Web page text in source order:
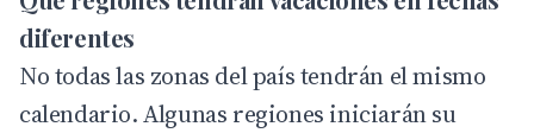
diferentes
No todas las zonas del país tendrán el mismo
calendario. Algunas regiones iniciarán su